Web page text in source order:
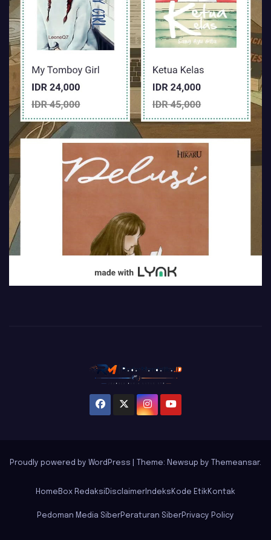
Proudly powered by WordPress Theme: Newsup by Themeansar.
Home Box Redaksi Disclaimer Indeks Kode Etik Kontak
Pedoman Media SiberPeraturan SiberPrivacy Policy